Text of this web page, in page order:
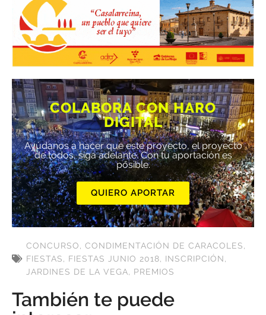
COLABORA CON HARO
DIGITAL
Ayúdanos a hacer que este proyecto, el proyecto
de todos, siga adelante. Con tu aportación es
posible.
QUIERO APORTAR
CONCURSO, CONDIMENTACIÓN DE CARACOLES,
FIESTAS, FIESTAS JUNIO 2018, INSCRIPCIÓN,
JARDINES DE LA VEGA, PREMIOS
También te puede